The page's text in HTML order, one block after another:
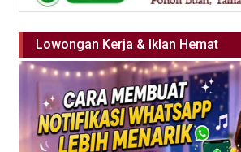
Lowongan Kerja & Iklan Hemat